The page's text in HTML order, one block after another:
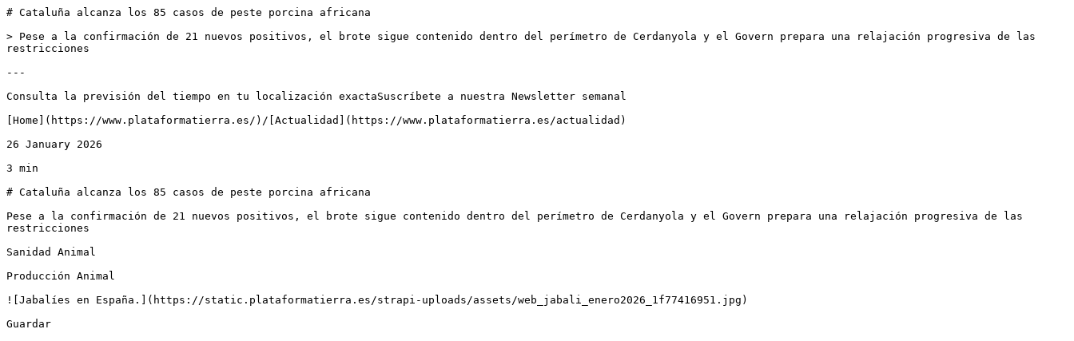
# Cataluña alcanza los 85 casos de peste porcina africana
> Pese a la confirmación de 21 nuevos positivos, el brote sigue contenido dentro del perímetro de Cerdanyola y el Govern prepara una relajación progresiva de las
restricciones
---
Consulta la previsión del tiempo en tu localización exactaSuscríbete a nuestra Newsletter semanal
[Home](https://www.plataformatierra.es/)/[Actualidad](https://www.plataformatierra.es/actualidad)
26 January 2026
3 min
# Cataluña alcanza los 85 casos de peste porcina africana
Pese a la confirmación de 21 nuevos positivos, el brote sigue contenido dentro del perímetro de Cerdanyola y el Govern prepara una relajación progresiva de las
restricciones
Sanidad Animal
Producción Animal
![Jabalíes en España.](https://static.plataformatierra.es/strapi-uploads/assets/web_jabali_enero2026_1f77416951.jpg)
Guardar